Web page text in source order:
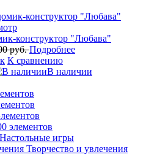
конструктор "Любава"
руб.Подробнее
К сравнению
В наличии
элементов
Настольные игры
Творчество и увлечения